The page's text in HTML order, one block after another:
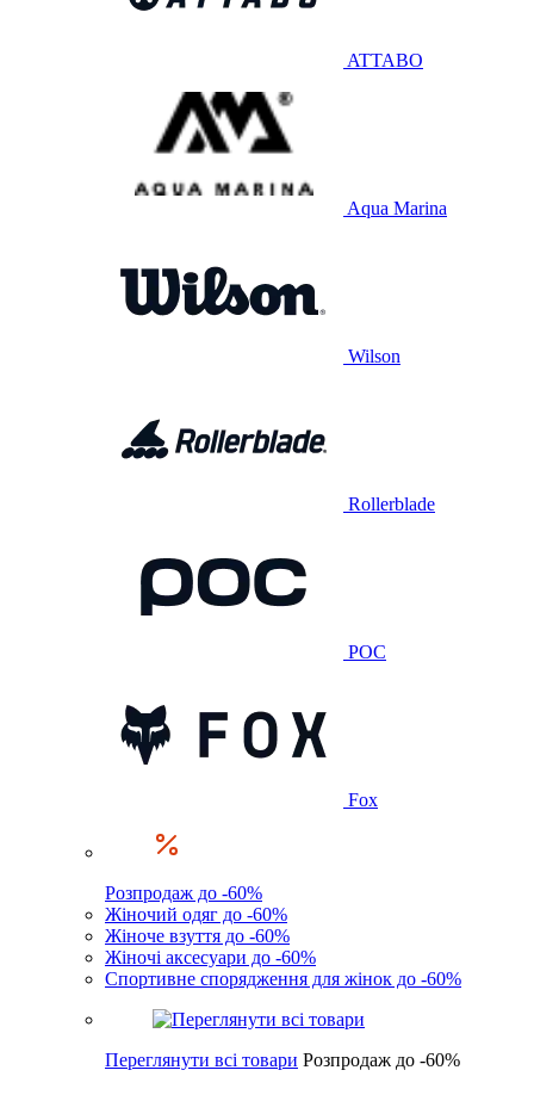
ATTABO
Aqua Marina
Wilson
Rollerblade
POC
Fox
Розпродаж до -60%
Жіночий одяг до -60%
Жіноче взуття до -60%
Жіночі аксесуари до -60%
Спортивне спорядження для жінок до -60%
Переглянути всі товари Розпродаж до -60%